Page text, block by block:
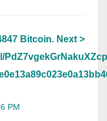
Bitcoin. Next >
PM